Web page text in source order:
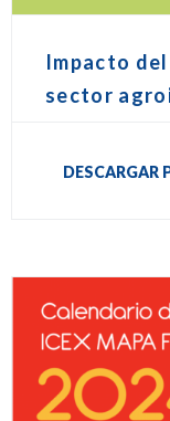
Impacto
sector
DESCARGAR